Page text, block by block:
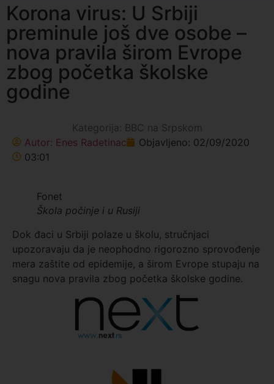
Korona virus: U Srbiji
preminule još dve osobe –
nova pravila širom Evrope
zbog početka školske
godine
Kategorija: BBC na Srpskom
Autor: Enes Radetinac Objavljeno: 02/09/2020
03:01
Fonet
Škola počinje i u Rusiji
Dok đaci u Srbiji polaze u školu, stručnjaci
upozoravaju da je neophodno rigorozno sprovođenje
mera zaštite od epidemije, a širom Evrope stupaju na
snagu nova pravila zbog početka školske godine.